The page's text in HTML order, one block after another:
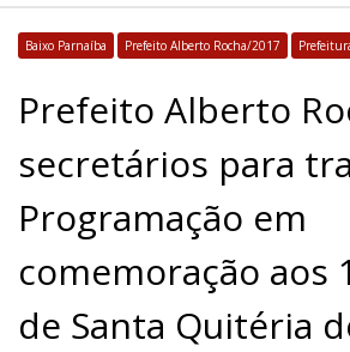
Baixo Parnaíba Prefeito Alberto Rocha/2017
Prefeito Alberto
secretários para
Programação em
comemoração aos
de Santa Quitéria